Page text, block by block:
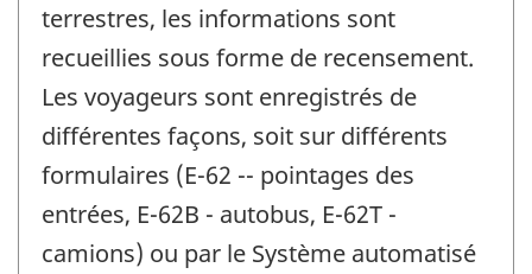
terrestres, les informations sont
recueillies sous forme de recensement.
Les voyageurs sont enregistrés de
différentes façons, soit sur différents
formulaires (E-62 -- pointages des
entrées, E-62B - autobus, E-62T -
camions) ou par le Système automatisé